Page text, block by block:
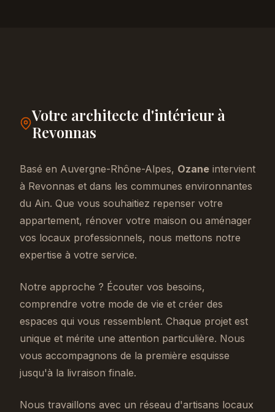
Votre architecte d'intérieur à
Revonnas
Basé en Auvergne-Rhône-Alpes, Ozane intervient
à Revonnas et dans les communes environnantes
du Ain. Que vous souhaitiez repenser votre
appartement, rénover votre maison ou aménager
vos locaux professionnels, nous mettons notre
expertise à votre service.
Notre approche ? Écouter vos besoins,
comprendre votre mode de vie et créer des
espaces qui vous ressemblent. Chaque projet est
unique et mérite une attention particulière. Nous
vous accompagnons de la première esquisse
jusqu'à la livraison finale.
Nous travaillons avec un réseau d'artisans locaux